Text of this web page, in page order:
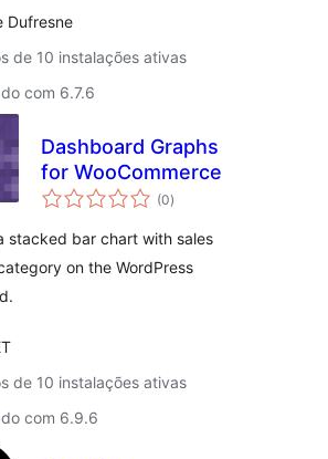
Dufresne
de 10 instalações ativas
com 6.7.6
Dashboard Graphs
for WooCommerce
(0avaliações
totais
)
stacked bar chart with sales
on the WordPress
de 10 instalações ativas
com 6.9.6